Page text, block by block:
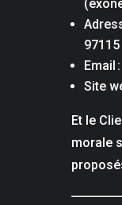
Email :
Site
Et le
morale